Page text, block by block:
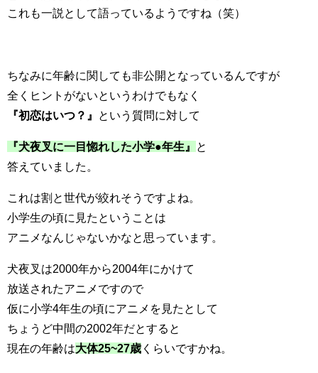
これも一説として語っているようですね（笑）
ちなみに年齢に関しても非公開となっているんですが
全くヒントがないというわけでもなく
『初恋はいつ？』
という質問に対して
『犬夜叉に一目惚れした小学●年生』
と
答えていました。
これは割と世代が絞れそうですよね。
小学生の頃に見たということは
アニメなんじゃないかなと思っています。
犬夜叉は2000年から2004年にかけて
放送されたアニメですので
仮に小学4年生の頃にアニメを見たとして
ちょうど中間の2002年だとすると
現在の年齢は大体25~27歳 くらいですかね。